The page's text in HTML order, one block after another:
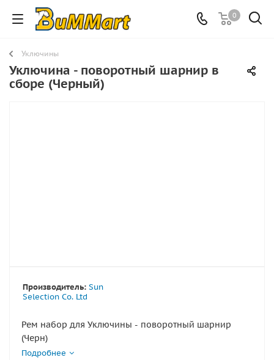
0
Уключины
Уключина - поворотный шарнир в
сборе (Черный)
Производитель: Sun
Selection Co. Ltd
Рем набор для Уключины - поворотный шарнир
(Черн)
Подробнее